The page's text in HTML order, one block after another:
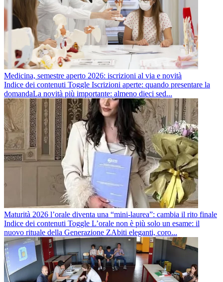
Medicina, semestre aperto 2026: iscrizioni al via e novità
Indice dei contenuti Toggle Iscrizioni aperte: quando presentare la
domandaLa novità più importante: almeno dieci sed...
Maturità 2026 l’orale diventa una “mini-laurea”: cambia il rito finale
Indice dei contenuti Toggle L’orale non è più solo un esame: il
nuovo rituale della Generazione ZAbiti eleganti, coro...